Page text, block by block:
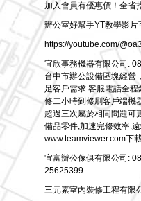
加入會員有優惠價！全省
辦公室好幫手YT教學影
https://youtube.com/
宜欣事務機器有限公司:
台中市辦公設備區塊經營
足客戶需求.客服電話全
修二小時到修刷客戶端機
超過三次屬於相同問題可
備品零件,加速完修效率.
www.teamviewer.com下
宜富辦公傢俱有限公司:
25625399
三元素室內裝修工程有